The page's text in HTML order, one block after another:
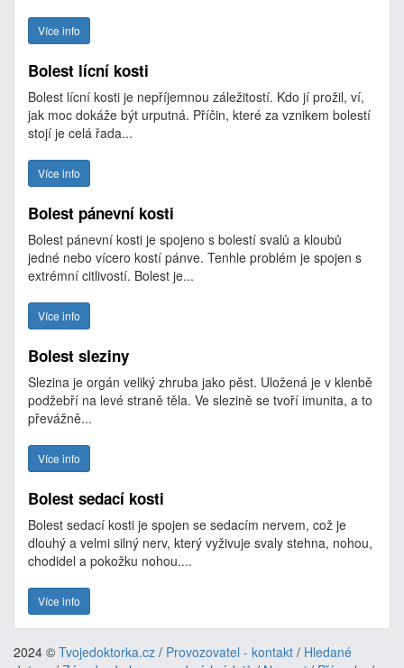
Více info
Bolest lícní kosti
Bolest lícní kosti je nepříjemnou záležitostí. Kdo jí prožil, ví,
jak moc dokáže být urputná. Příčin, které za vznikem bolestí
stojí je celá řada...
Více info
Bolest pánevní kosti
Bolest pánevní kosti je spojeno s bolestí svalů a kloubů
jedné nebo vícero kostí pánve. Tenhle problém je spojen s
extrémní citlivostí. Bolest je...
Více info
Bolest sleziny
Slezina je orgán veliký zhruba jako pěst. Uložená je v klenbě
podžebří na levé straně těla. Ve slezině se tvoří imunita, a to
převážně...
Více info
Bolest sedací kosti
Bolest sedací kosti je spojen se sedacím nervem, což je
dlouhý a velmi silný nerv, který vyživuje svaly stehna, nohou,
chodidel a pokožku nohou....
Více info
2024 © Tvojedoktorka.cz / Provozovatel - kontakt / Hledané